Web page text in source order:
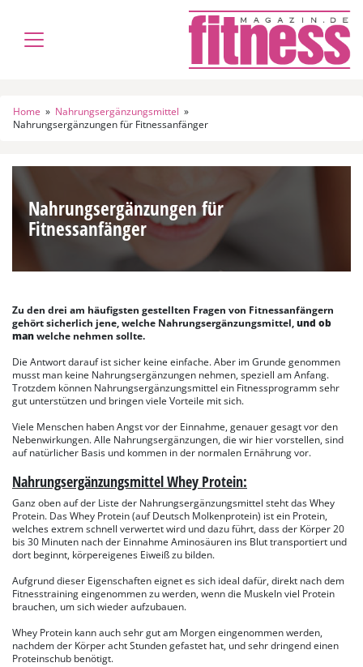
Home » Nahrungsergänzungsmittel »
Nahrungsergänzungen für Fitnessanfänger
Nahrungsergänzungen für
Fitnessanfänger
Zu den drei am häufigsten gestellten Fragen von Fitnessanfängern
gehört sicherlich jene, welche Nahrungsergänzungsmittel,und ob
manwelche nehmen sollte.
Die Antwort darauf ist sicher keine einfache. Aber im Grunde genommen
musst man keine Nahrungsergänzungen nehmen, speziell am Anfang.
Trotzdem können Nahrungsergänzungsmittel ein Fitnessprogramm sehr
gut unterstützen und bringen viele Vorteile mit sich.
Viele Menschen haben Angst vor der Einnahme, genauer gesagt vor den
Nebenwirkungen. Alle Nahrungsergänzungen, die wir hier vorstellen, sind
auf natürlicher Basis und kommen in der normalen Ernährung vor.
Nahrungsergänzungsmittel Whey Protein:
Ganz oben auf der Liste der Nahrungsergänzungsmittel steht das Whey
Protein. Das Whey Protein (auf Deutsch Molkenprotein) ist ein Protein,
welches extrem schnell verwertet wird und dazu führt, dass der Körper 20
bis 30 Minuten nach der Einnahme Aminosäuren ins Blut transportiert und
dort beginnt, körpereigenes Eiweiß zu bilden.
Aufgrund dieser Eigenschaften eignet es sich ideal dafür, direkt nach dem
Fitnesstraining eingenommen zu werden, wenn die Muskeln viel Protein
brauchen, um sich wieder aufzubauen.
Whey Protein kann auch sehr gut am Morgen eingenommen werden,
nachdem der Körper acht Stunden gefastet hat, und sehr dringend einen
Proteinschub benötigt.